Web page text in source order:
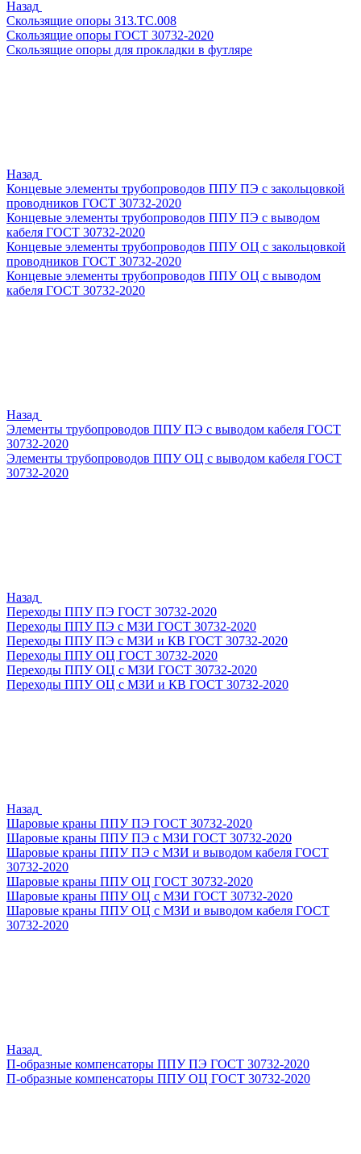
Назад
Скользящие опоры 313.ТС.008
Скользящие опоры ГОСТ 30732-2020
Скользящие опоры для прокладки в футляре
Назад
Концевые элементы трубопроводов ППУ ПЭ с закольцовкой
проводников ГОСТ 30732-2020
Концевые элементы трубопроводов ППУ ПЭ с выводом
кабеля ГОСТ 30732-2020
Концевые элементы трубопроводов ППУ ОЦ с закольцовкой
проводников ГОСТ 30732-2020
Концевые элементы трубопроводов ППУ ОЦ с выводом
кабеля ГОСТ 30732-2020
Назад
Элементы трубопроводов ППУ ПЭ с выводом кабеля ГОСТ
30732-2020
Элементы трубопроводов ППУ ОЦ с выводом кабеля ГОСТ
30732-2020
Назад
Переходы ППУ ПЭ ГОСТ 30732-2020
Переходы ППУ ПЭ с МЗИ ГОСТ 30732-2020
Переходы ППУ ПЭ с МЗИ и КВ ГОСТ 30732-2020
Переходы ППУ ОЦ ГОСТ 30732-2020
Переходы ППУ ОЦ с МЗИ ГОСТ 30732-2020
Переходы ППУ ОЦ с МЗИ и КВ ГОСТ 30732-2020
Назад
Шаровые краны ППУ ПЭ ГОСТ 30732-2020
Шаровые краны ППУ ПЭ с МЗИ ГОСТ 30732-2020
Шаровые краны ППУ ПЭ с МЗИ и выводом кабеля ГОСТ
30732-2020
Шаровые краны ППУ ОЦ ГОСТ 30732-2020
Шаровые краны ППУ ОЦ с МЗИ ГОСТ 30732-2020
Шаровые краны ППУ ОЦ с МЗИ и выводом кабеля ГОСТ
30732-2020
Назад
П-образные компенсаторы ППУ ПЭ ГОСТ 30732-2020
П-образные компенсаторы ППУ ОЦ ГОСТ 30732-2020